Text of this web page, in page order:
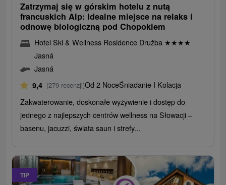
Zatrzymaj się w górskim hotelu z nutą
francuskich Alp: Idealne miejsce na relaks i
odnowę biologiczną pod Chopokiem
Hotel Ski & Wellness Residence Družba ★★★★
Jasná
Jasná
9,4 (279 recenzji)Od 2 NoceŚniadanie I Kolacja
Zakwaterowanie, doskonałe wyżywienie i dostęp do
jednego z najlepszych centrów wellness na Słowacji –
basenu, jacuzzi, świata saun i strefy...
TIP